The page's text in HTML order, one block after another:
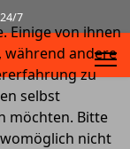
24/7
Einige von ihnen
während andere
zu
selbst
möchten. Bitte
nicht